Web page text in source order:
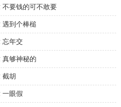
不要钱的可不敢要
遇到个棒槌
忘年交
真够神秘的
截胡
一眼假